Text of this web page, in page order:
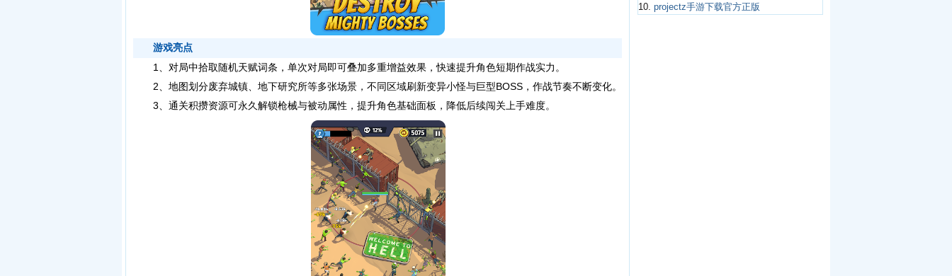
游戏亮点
1、对局中拾取随机天赋词条，单次对局即可叠加多重增益效果，快速提升角色短期作战实力。
2、地图划分废弃城镇、地下研究所等多张场景，不同区域刷新变异小怪与巨型BOSS，作战节奏不断变化。
3、通关积攒资源可永久解锁枪械与被动属性，提升角色基础面板，降低后续闯关上手难度。
10. projectz手游下载官方正版